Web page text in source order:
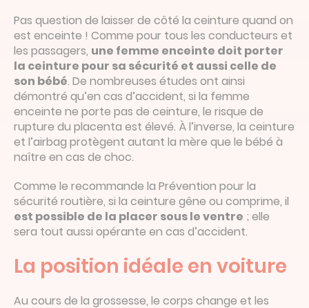
Pas question de laisser de côté la ceinture quand on
est enceinte ! Comme pour tous les conducteurs et
les passagers, une femme enceinte doit porter
la ceinture pour sa sécurité et aussi celle de
son bébé. De nombreuses études ont ainsi
démontré qu’en cas d’accident, si la femme
enceinte ne porte pas de ceinture, le risque de
rupture du placenta est élevé. À l’inverse, la ceinture
et l’airbag protègent autant la mère que le bébé à
naître en cas de choc.
Comme le recommande la Prévention pour la
sécurité routière, si la ceinture gêne ou comprime, il
est possible de la placer sous le ventre ; elle
sera tout aussi opérante en cas d’accident.
La position idéale en voiture
Au cours de la grossesse, le corps change et les